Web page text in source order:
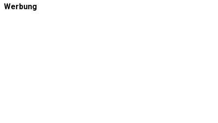
Werbung